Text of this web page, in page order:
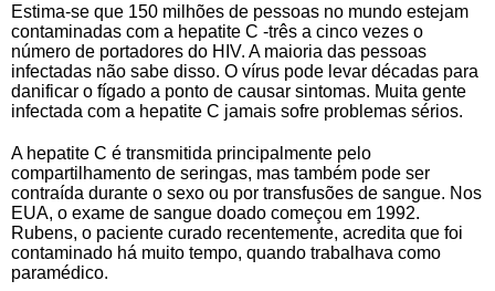
Estima-se que 150 milhões de pessoas no mundo estejam
contaminadas com a hepatite C -três a cinco vezes o
número de portadores do HIV. A maioria das pessoas
infectadas não sabe disso. O vírus pode levar décadas para
danificar o fígado a ponto de causar sintomas. Muita gente
infectada com a hepatite C jamais sofre problemas sérios.
A hepatite C é transmitida principalmente pelo
compartilhamento de seringas, mas também pode ser
contraída durante o sexo ou por transfusões de sangue. Nos
EUA, o exame de sangue doado começou em 1992.
Rubens, o paciente curado recentemente, acredita que foi
contaminado há muito tempo, quando trabalhava como
paramédico.